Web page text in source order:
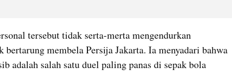
tersebut tidak serta-merta mengendurkan
bertarung membela Persija Jakarta. Ia menyadari bahwa
adalah salah satu duel paling panas di sepak bola